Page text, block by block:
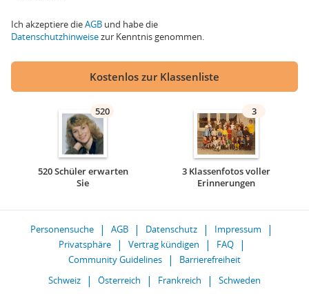
Ich akzeptiere dieAGB und habe die
Datenschutzhinweisezur Kenntnis genommen.
Kostenlos zur Klassenliste
520
520 Schüler erwarten
Sie
3
3 Klassenfotos voller
Erinnerungen
Personensuche AGB Datenschutz
Impressum
Privatsphäre
Vertrag kündigen
FAQ
Community Guidelines
Barrierefreiheit
Schweiz
Österreich Frankreich Schweden